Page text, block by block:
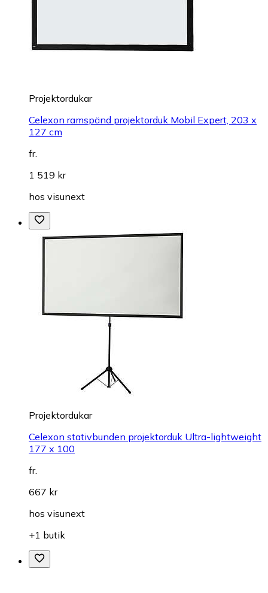
Projektordukar
Celexon ramspänd projektorduk Mobil Expert, 203 x
127 cm
fr.
1 519 kr
hos visunext
Projektordukar
Celexon stativbunden projektorduk Ultra-lightweight
177 x 100
fr.
667 kr
hos visunext
+1 butik